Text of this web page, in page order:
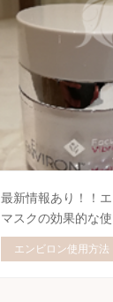
最新情報あり！！
マスクの効果的な
エンビロン使用方法